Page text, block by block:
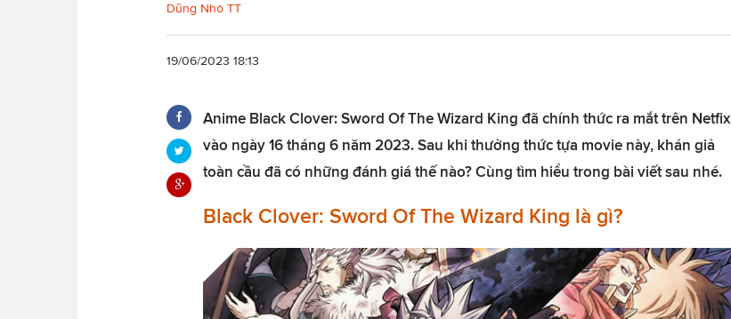
Dũng Nhỏ TT
19/06/2023 18:13
Anime Black Clover: Sword Of The Wizard King đã chính thức ra mắt trên Netfix
vào ngày 16 tháng 6 năm 2023. Sau khi thưởng thức tựa movie này, khán giả
toàn cầu đã có những đánh giá thế nào? Cùng tìm hiểu trong bài viết sau nhé.
Black Clover: Sword Of The Wizard King là gì?